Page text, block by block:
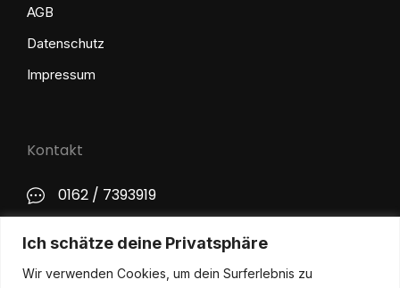
Ich schätze deine Privatsphäre
Wir verwenden Cookies, um dein Surferlebnis zu
AGB
Datenschutz
Impressum
Kontakt
0162 / 7393919
Social Media